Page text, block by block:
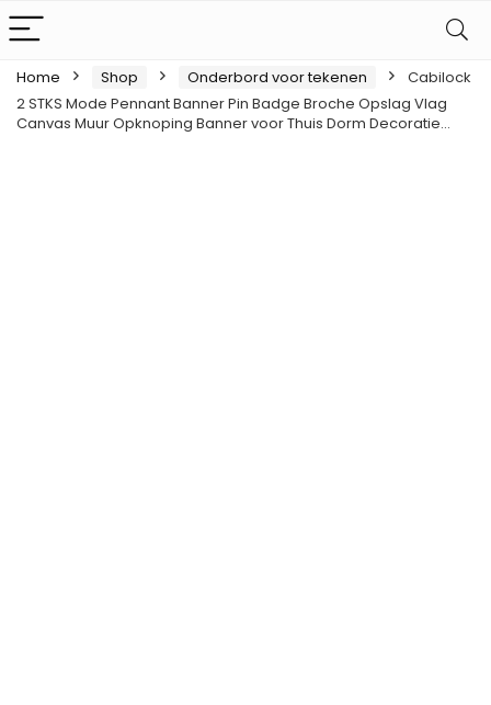
Home Shop Onderbord voor tekenen
Cabilock
2 STKS Mode Pennant Banner Pin Badge Broche Opslag Vlag
Canvas Muur Opknoping Banner voor Thuis Dorm Decoratie…